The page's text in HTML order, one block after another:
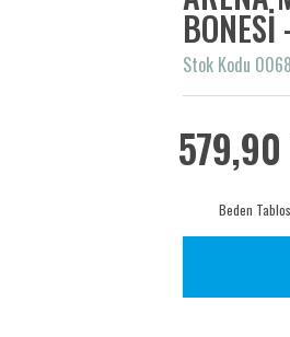
Stok Kodu
579,90
Beden